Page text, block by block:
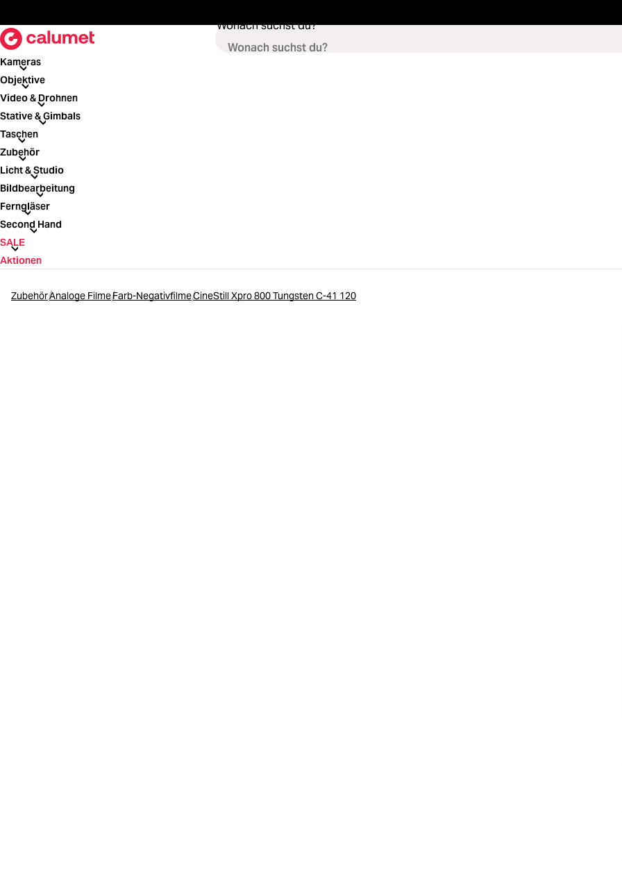
Wonach suchst du?
Kameras
Kameras
Objektive
Objektive
Video & Drohnen
Video & Drohnen
Stative & Gimbals
Stative & Gimbals
Taschen
Taschen
Zubehör
Zubehör
Licht & Studio
Licht & Studio
Bildbearbeitung
Bildbearbeitung
Ferngläser
Ferngläser
Second Hand
Second Hand
SALE
SALE
Aktionen
ZubehörAnaloge FilmeFarb-NegativfilmeCineStill Xpro 800 Tungsten C-41 120